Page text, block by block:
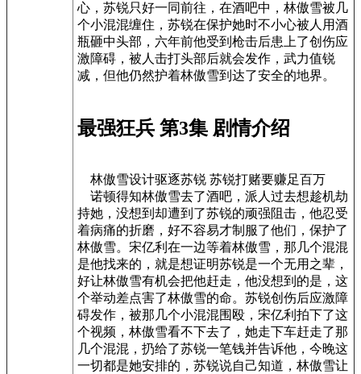
心，苏锐只好一同前往，在酒吧中，林傲雪被几
个小混混缠住，苏锐在保护她时不小心被人用酒
瓶砸中头部，六年前他受到枪击后患上了创伤应
激障碍，被人击打头部后就会发作，武力值锐
减，但他仍然护着林傲雪到达了安全的地界。
最强狂兵 第3集 剧情介绍
林傲雪设计驱逐苏锐 苏锐打赌要赚足百万
诺顿得知林傲雪去了酒吧，派人过去想趁机劫
持她，没想到却遭到了苏锐的顽强阻击，他忍受
着病痛的折磨，好不容易才制服了他们，保护了
林傲雪。宋亿利在一边等着林傲雪，那几个混混
是他找来的，就是想证明苏锐是一个无用之辈，
好让林傲雪有机会把他赶走，他没想到的是，这
个举动差点害了林傲雪的命。苏锐创伤后应激障
碍发作，被那几个小混混围殴，宋亿利拍下了这
个视频，林傲雪看不下去了，她走下车赶走了那
几个混混，扔给了苏锐一笔钱并告诉他，今晚这
一切都是她安排的，苏锐说自己知道，林傲雪让